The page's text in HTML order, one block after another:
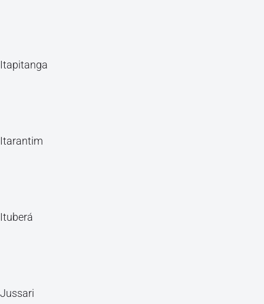
Itapitanga
Itarantim
Ituberá
Jussari